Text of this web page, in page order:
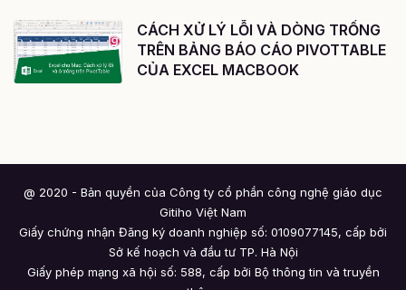
CÁCH XỬ LÝ LỖI VÀ DÒNG TRỐNG
TRÊN BẢNG BÁO CÁO PIVOTTABLE
CỦA EXCEL MACBOOK
@ 2020 - Bản quyền của Công ty cổ phần công nghệ giáo dục
Gitiho Việt Nam
Giấy chứng nhận Đăng ký doanh nghiệp số: 0109077145, cấp bởi
Sở kế hoạch và đầu tư TP. Hà Nội
Giấy phép mạng xã hội số: 588, cấp bởi Bộ thông tin và truyền